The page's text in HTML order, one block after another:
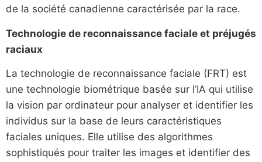
de la société canadienne caractérisée par la race.
Technologie de reconnaissance faciale et préjugés
raciaux
La technologie de reconnaissance faciale (FRT) est
une technologie biométrique basée sur l’IA qui utilise
la vision par ordinateur pour analyser et identifier les
individus sur la base de leurs caractéristiques
faciales uniques. Elle utilise des algorithmes
sophistiqués pour traiter les images et identifier des